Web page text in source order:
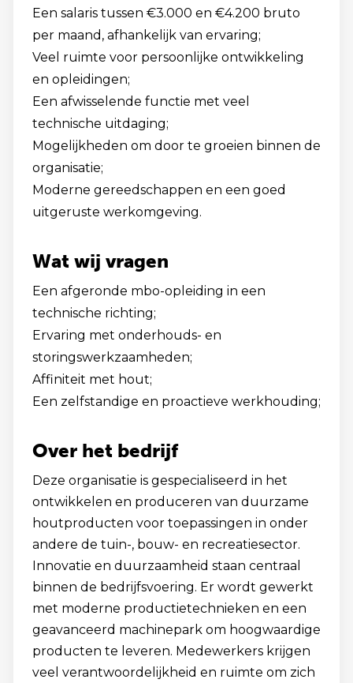
Een salaris tussen €3.000 en €4.200 bruto
per maand, afhankelijk van ervaring;
Veel ruimte voor persoonlijke ontwikkeling
en opleidingen;
Een afwisselende functie met veel
technische uitdaging;
Mogelijkheden om door te groeien binnen de
organisatie;
Moderne gereedschappen en een goed
uitgeruste werkomgeving.
Wat wij vragen
Een afgeronde mbo-opleiding in een
technische richting;
Ervaring met onderhouds- en
storingswerkzaamheden;
Affiniteit met hout;
Een zelfstandige en proactieve werkhouding;
Over het bedrijf
Deze organisatie is gespecialiseerd in het
ontwikkelen en produceren van duurzame
houtproducten voor toepassingen in onder
andere de tuin-, bouw- en recreatiesector.
Innovatie en duurzaamheid staan centraal
binnen de bedrijfsvoering. Er wordt gewerkt
met moderne productietechnieken en een
geavanceerd machinepark om hoogwaardige
producten te leveren. Medewerkers krijgen
veel verantwoordelijkheid en ruimte om zich